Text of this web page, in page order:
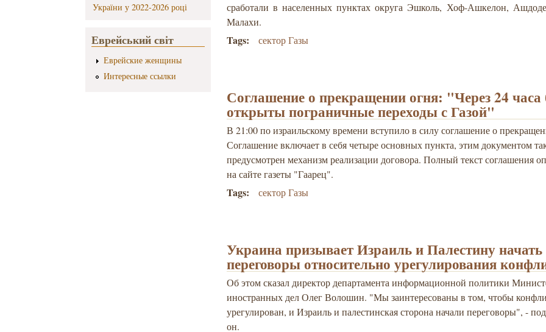
України у 2022-2026 році
Еврейський світ
Еврейские женщины
Интересные ссылки
сработали в населенных пунктах округа Эшколь, Хоф-Ашкелон,
Малахи.
Tags: сектор Газы
Соглашение о прекращении огня: "Через 24 часа
открыты пограничные переходы с Газой"
В 21:00 по израильскому времени вступило в силу соглашение о
Соглашение включает в себя четыре основных пункта, этим документом
предусмотрен механизм реализации договора. Полный текст соглашения
на сайте газеты "Гаарец".
Tags: сектор Газы
Украина призывает Израиль и Палестину начать
переговоры относительно урегулирования
Об этом сказал директор департамента информационной политики
иностранных дел Олег Волошин. "Мы заинтересованы в том, чтобы
урегулирован, и Израиль и палестинская сторона начали переговоры", -
он.